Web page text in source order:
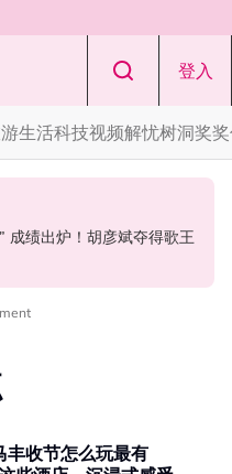
登入
生活科技视频解忧树洞奖
Holland有望继续演
JISOO发文向BLINK道歉！
成绩出炉！胡彦斌夺得歌王
丰收节怎么玩最有